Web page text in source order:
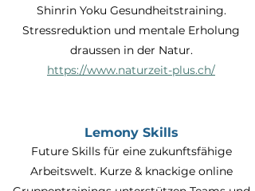
Shinrin Yoku Gesundheitstraining.
Stressreduktion und mentale Erholung
draussen in der Natur.
https://www.naturzeit-plus.ch/
Lemony Skills
Future Skills für eine zukunftsfähige
Arbeitswelt. Kurze & knackige online